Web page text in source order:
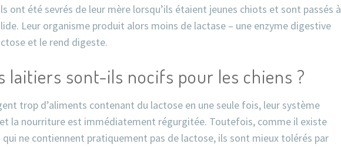
ont été sevrés de leur mère lorsqu’ils étaient jeunes chiots et sont passés à
Leur organisme produit alors moins de lactase – une enzyme digestive
et le rend digeste.
laitiers sont-ils nocifs pour les chiens ?
trop d’aliments contenant du lactose en une seule fois, leur système
la nourriture est immédiatement régurgitée. Toutefois, comme il existe
ne contiennent pratiquement pas de lactose, ils sont mieux tolérés par